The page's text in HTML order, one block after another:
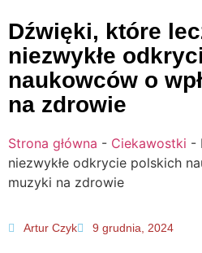
Dźwięki, które
niezwykłe
naukowców o
na zdrowie
Strona główna - Ciekawostki -
niezwykłe odkrycie polskich
muzyki na zdrowie
Artur Czyk 9 grudnia, 2024